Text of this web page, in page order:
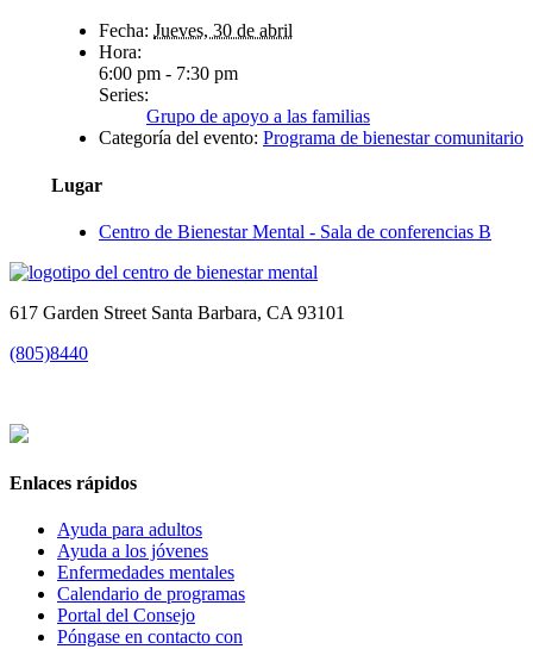
Fecha: Jueves, 30 de abril
Hora:
6:00 pm - 7:30 pm
Series:
Grupo de apoyo a las familias
Categoría del evento: Programa de bienestar comunitario
Lugar
Centro de Bienestar Mental - Sala de conferencias B
617 Garden Street Santa Barbara, CA 93101
(805)8440
Enlaces rápidos
Ayuda para adultos
Ayuda a los jóvenes
Enfermedades mentales
Calendario de programas
Portal del Consejo
Póngase en contacto con